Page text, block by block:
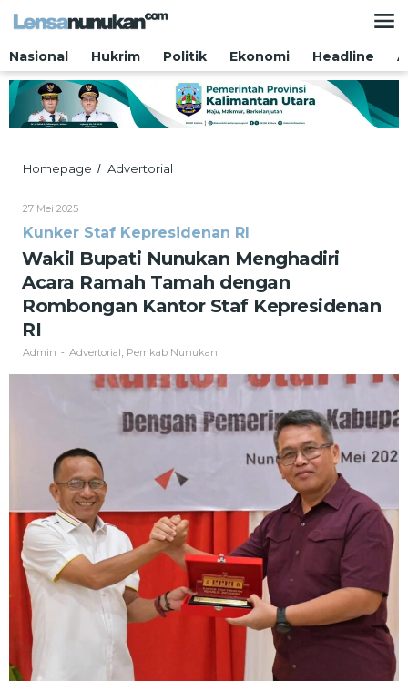
Nasional
Hukrim Politik Ekonomi Headline
Homepage / Advertorial
Acara
Ramah
Tamah
dengan
Rombongan
Kantor
Kepresidenan
27 Mei 2025Oleh
Kunker Staf Kepresidenan RI
Wakil Bupati Nunukan Menghadiri
Acara Ramah Tamah dengan
Rombongan Kantor Staf Kepresidenan
RI
Admin - Advertorial Pemkab Nunukan